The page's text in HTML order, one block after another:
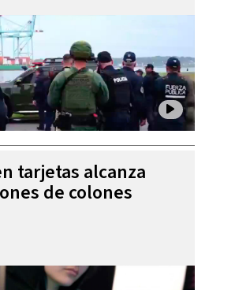
tarjetas alcanza
de colones